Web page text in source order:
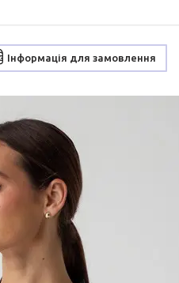
Інформація для замовлення